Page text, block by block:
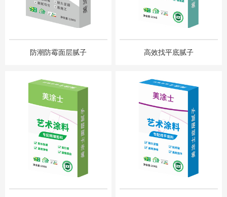
防潮防霉面层腻子 高效找平底腻子